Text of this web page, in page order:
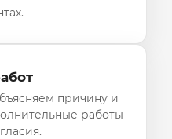
причину и
работы